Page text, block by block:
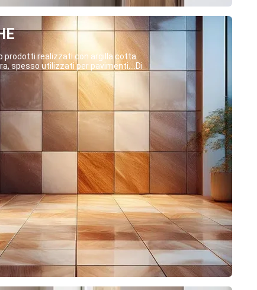
prodotti realizzati con argilla cotta
spesso utilizzati per pavimenti,...Di